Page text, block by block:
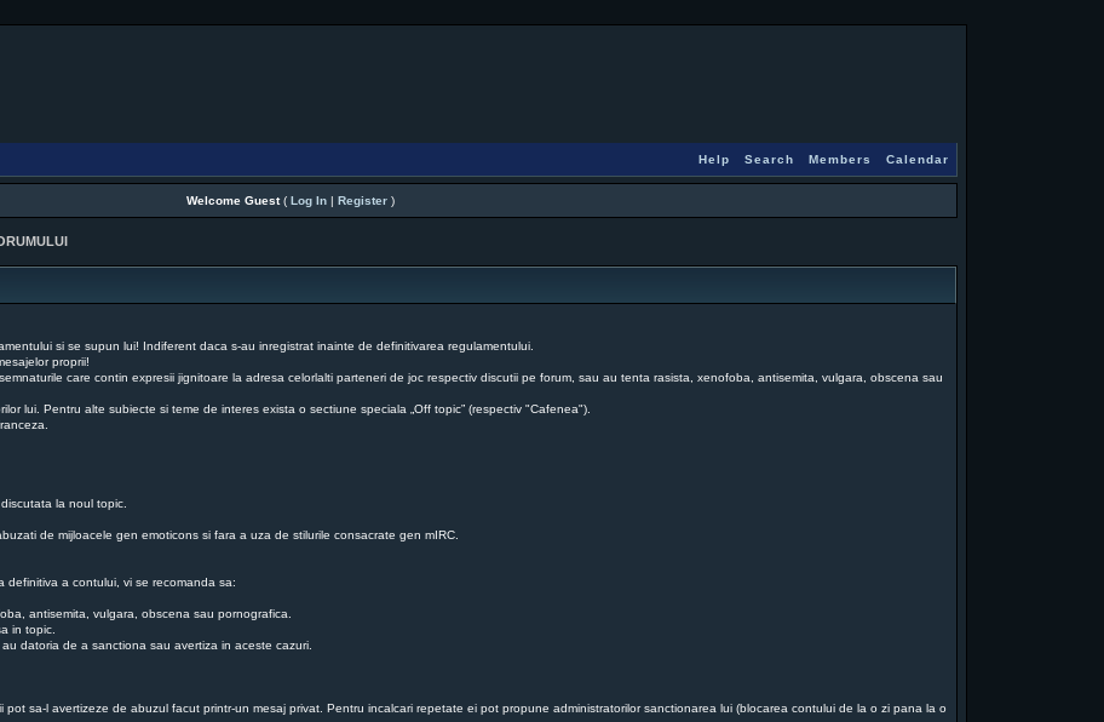
Help Search Members Calendar
Welcome Guest( Log In| Register)
si se supun lui! Indiferent daca s-au inregistrat inainte de definitivarea regulamentului.
proprii!
care contin expresii jignitoare la adresa celorlalti parteneri de joc respectiv discutii pe forum, sau au tenta rasista, xenofoba, antisemita, vulgara, obscena sau
lui. Pentru alte subiecte si teme de interes exista o sectiune speciala „Off topic” (respectiv "Cafenea").
la noul topic.
de mijloacele gen emoticons si fara a uza de stilurile consacrate gen mIRC.
definitiva a contului, vi se recomanda sa:
antisemita, vulgara, obscena sau pornografica.
in topic.
datoria de a sanctiona sau avertiza in aceste cazuri.
sa-l avertizeze de abuzul facut printr-un mesaj privat. Pentru incalcari repetate ei pot propune administratorilor sanctionarea lui (blocarea contului de la o zi pana la o